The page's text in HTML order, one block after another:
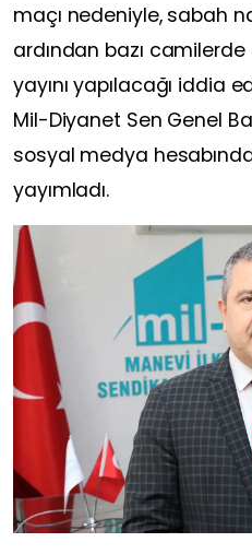
maçı nedeniyle, sabah
ardından bazı
yayını yapılacağı iddia
Mil-Diyanet Sen Genel
sosyal medya
yayımladı.